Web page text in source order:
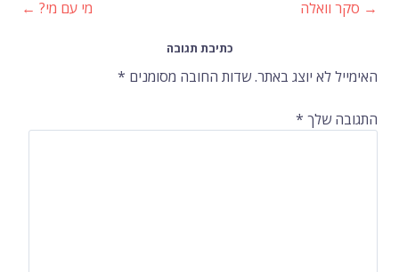
ניווט
ברשומות
→ סקר וואלה מי עם מי? ←
כתיבת תגובה
האימייל לא יוצג באתר.שדות החובה מסומנים *
התגובה שלך *